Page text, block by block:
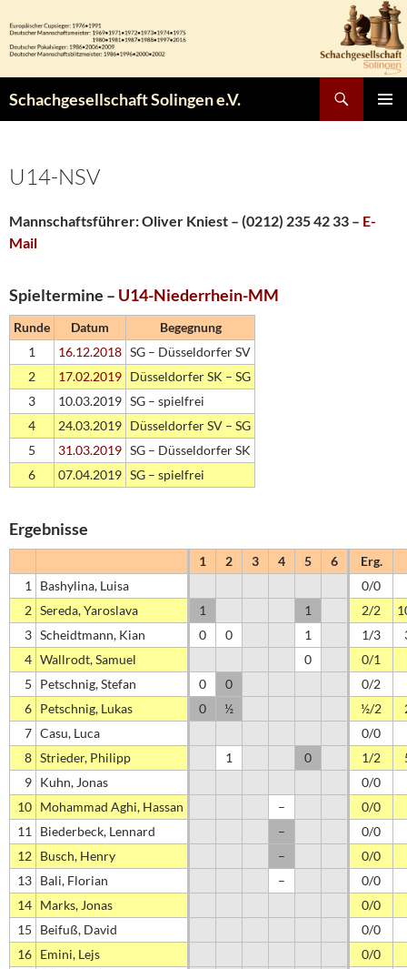
Inhalt
springen
Schachgesellschaft Solingen e.V.
U14-NSV
Mannschaftsführer: Oliver Kniest – (0212) 235 42 33 – E-
Mail
Spieltermine – U14-Niederrhein-MM
Runde Datum
Begegnung
1
16.12.2018 SG – Düsseldorfer SV
2
17.02.2019 Düsseldorfer SK – SG
3
10.03.2019 SG – spielfrei
4
24.03.2019 Düsseldorfer SV – SG
5
31.03.2019 SG – Düsseldorfer SK
6
07.04.2019 SG – spielfrei
Ergebnisse
1 2 3 4 5 6
Erg.
1
Bashylina, Luisa
0/0
2 Sereda, Yaroslava 1 1 2/2
3 Scheidtmann, Kian 0 0 1 1/3
4 Wallrodt, Samuel 0
0/1
5
Petschnig, Stefan 0 0
0/2
6 Petschnig, Lukas 0 ½ ½/2
7 Casu, Luca
0/0
8 Strieder, Philipp 1 0 1/2
9 Kuhn, Jonas
0/0
10 Mohammad Aghi, Hassan –
0/0
11
Biederbeck, Lennard –
0/0
12 Busch, Henry –
0/0
13 Bali, Florian –
0/0
14 Marks, Jonas
0/0
15
Beifuß, David
0/0
16 Emini, Lejs
0/0